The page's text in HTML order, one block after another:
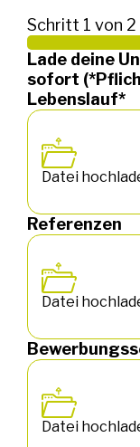
Schritt 1 von 2
Lade deine
sofort
Lebenslauf*
Datei
Referenzen
Datei
Datei